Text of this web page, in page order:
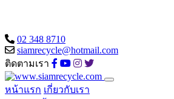
02 348 8710
siamrecycle@hotmail.com
ติดตามเรา
หน้าแรก เกี่ยวกับเรา